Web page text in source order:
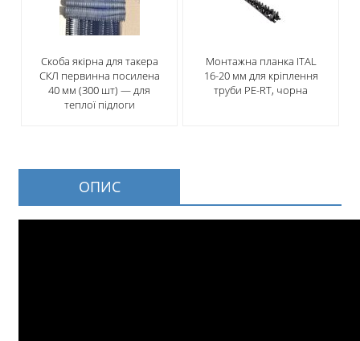
Скоба якірна для такера
СКЛ первинна посилена
40 мм (300 шт) — для
теплої підлоги
Монтажна планка ITAL
16-20 мм для кріплення
труби PE-RТ, чорна
ОПИС